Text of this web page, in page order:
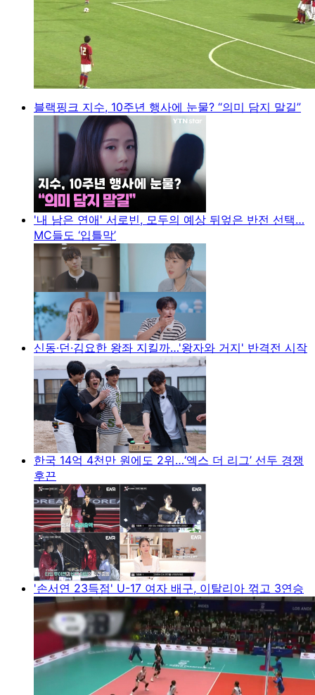
블랙핑크 지수, 10주년 행사에 눈물? “의미 담지 말길”
'내 남은 연애' 서로빈, 모두의 예상 뒤엎은 반전 선택…
MC들도 ‘입틀막’
신동·던·김요한 왕좌 지킬까…'왕자와 거지' 반격전 시작
한국 14억 4천만 원에도 2위…‘엑스 더 리그’ 선두 경쟁
후끈
'손서연 23득점' U-17 여자 배구, 이탈리아 꺾고 3연승